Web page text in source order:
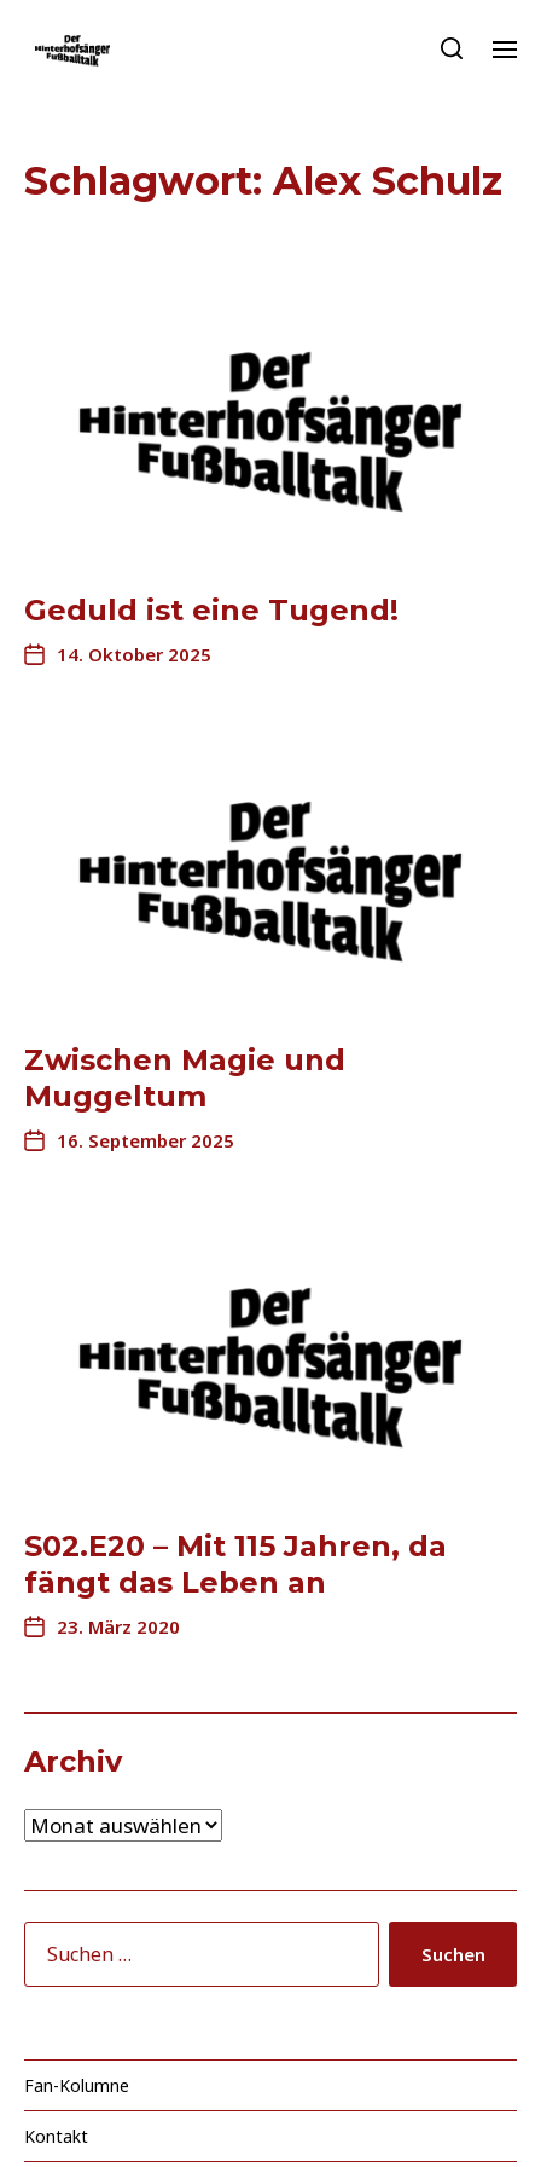
Schlagwort: Alex Schulz
Geduld ist eine Tugend!
14. Oktober 2025
Zwischen Magie und
Muggeltum
16. September 2025
S02.E20 – Mit 115 Jahren, da
fängt das Leben an
23. März 2020
Archiv
Fan-Kolumne
Kontakt